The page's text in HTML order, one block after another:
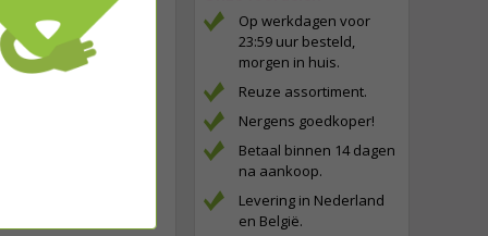
Op werkdagen voor
23:59 uur besteld,
morgen in huis.
Reuze assortiment.
Nergens goedkoper!
Betaal binnen 14 dagen
na aankoop.
Levering in Nederland
en België.